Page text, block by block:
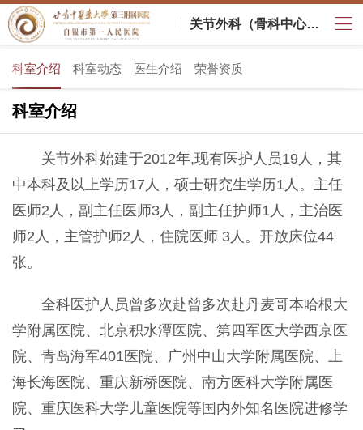
关节外科（骨科中心二部）
科室介绍 科室动态 医生介绍 荣誉资质
科室介绍
关节外科始建于2012年,现有医护人员19人，其
中本科及以上学历17人，硕士研究生学历1人。主任
医师2人，副主任医师3人，副主任护师1人，主治医
师2人，主管护师2人，住院医师 3人。开放床位44
张。
全科医护人员曾多次赴曾多次赴丹麦哥本哈根大
学附属医院、北京积水潭医院、第四军医大学西京医
院、青岛海军401医院、广州中山大学附属医院、上
海长海医院、重庆新桥医院、南方医科大学附属医
院、重庆医科大学儿童医院等国内外知名医院进修学